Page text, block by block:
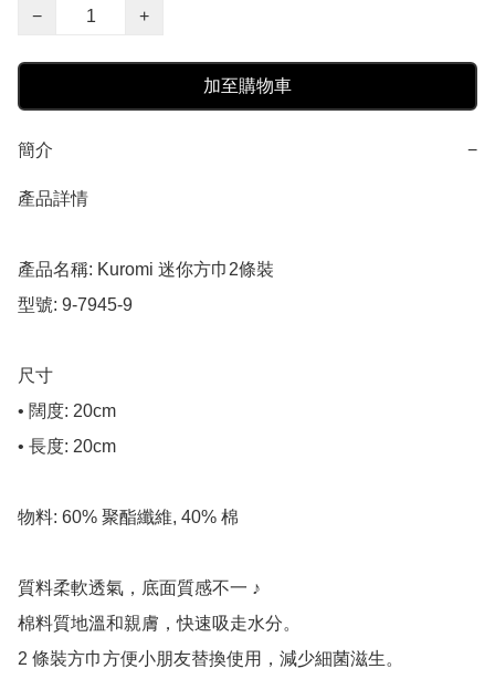
−
+
加至購物車
簡介 −
產品詳情
產品名稱: Kuromi 迷你方巾2條裝
型號: 9-7945-9
尺寸
• 闊度: 20cm
• 長度: 20cm
物料: 60% 聚酯纖維, 40% 棉
質料柔軟透氣，底面質感不一 ♪
棉料質地溫和親膚，快速吸走水分。
2 條裝方巾方便小朋友替換使用，減少細菌滋生。